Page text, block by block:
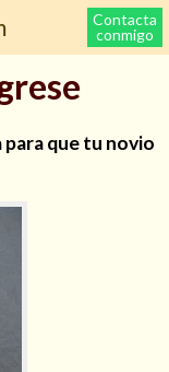
Contacta
conmigo
para que tu novio